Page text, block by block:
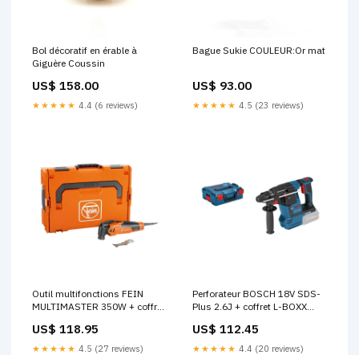
Bol décoratif en érable à
Giguère Coussin
US$ 158.00
★★★★★ 4.4 (6 reviews)
Bague Sukie COULEUR:Or mat
US$ 93.00
★★★★★ 4.5 (23 reviews)
Outil multifonctions FEIN
MULTIMASTER 350W + coffret
Déstockage BOOST 2 - OTHER
US$ 118.95
★★★★★ 4.5 (27 reviews)
Perforateur BOSCH 18V SDS-
Plus 2.6J + coffret L-BOXX
Reconditionné Etat du
produit:Très bon état
US$ 112.45
★★★★★ 4.4 (20 reviews)